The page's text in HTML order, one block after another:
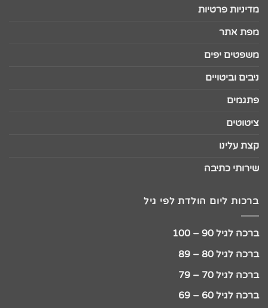
מדיניות פרטיות
מפת אתר
משפטים יפים
ניבים וביטויים
פתגמים
ציטוטים
קצת עלינו
שירותי כתיבה
ברכות ליום הולדת לפי גיל
ברכה לגיל 90 – 100
ברכה לגיל 80 – 89
ברכה לגיל 70 – 79
ברכה לגיל 60 – 69